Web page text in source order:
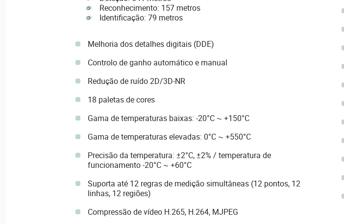
Reconhecimento: 157 metros
Identificação: 79 metros
Melhoria dos detalhes digitais (DDE)
Controlo de ganho automático e manual
Redução de ruído 2D/3D-NR
18 paletas de cores
Gama de temperaturas baixas: -20°C ~ +150°C
Gama de temperaturas elevadas: 0°C ~ +550°C
Precisão da temperatura: ±2°C, ±2% / temperatura de
funcionamento -20°C ~ +60°C
Suporta até 12 regras de medição simultâneas (12 pontos, 12
linhas, 12 regiões)
Compressão de vídeo H.265, H.264, MJPEG